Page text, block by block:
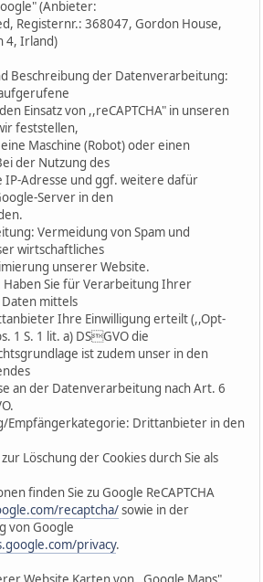
(Anbieter:
Registernr.: 368047, Gordon House,
4, Irland)
Beschreibung der Datenverarbeitung:
Einsatz von ,,reCAPTCHA" in unseren
feststellen,
Maschine (Robot) oder einen
der Nutzung des
IP-Adresse und ggf. weitere dafür
Server in den
Vermeidung von Spam und
wirtschaftliches
unserer Website.
Haben Sie für Verarbeitung Ihrer
mittels
Ihre Einwilligung erteilt (,,Opt-
1 S. 1 lit. a) DSGVO die
ist zudem unser in den
an der Datenverarbeitung nach Art. 6
Empfängerkategorie: Drittanbieter in den
Löschung der Cookies durch Sie als
finden Sie zu Google ReCAPTCHA
recaptcha/sowie in der
von Google
privacy.